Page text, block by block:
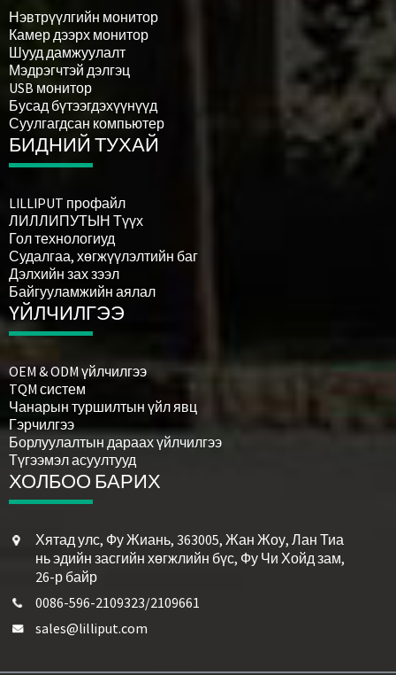
Нэвтрүүлгийн монитор
Камер дээрх монитор
Шууд дамжуулалт
Мэдрэгчтэй дэлгэц
USB монитор
Бусад бүтээгдэхүүнүүд
Суулгагдсан компьютер
БИДНИЙ ТУХАЙ
LILLIPUT профайл
ЛИЛЛИПУТЫН Түүх
Гол технологиуд
Судалгаа, хөгжүүлэлтийн баг
Дэлхийн зах зээл
Байгууламжийн аялал
ҮЙЛЧИЛГЭЭ
OEM & ODM үйлчилгээ
TQM систем
Чанарын туршилтын үйл явц
Гэрчилгээ
Борлуулалтын дараах үйлчилгээ
Түгээмэл асуултууд
ХОЛБОО БАРИХ
Хятад улс, Фу Жиань, 363005, Жан Жоу, Лан Тиа
нь эдийн засгийн хөгжлийн бүс, Фу Чи Хойд зам,
26-р байр
0086-596-2109323/2109661
sales@lilliput.com